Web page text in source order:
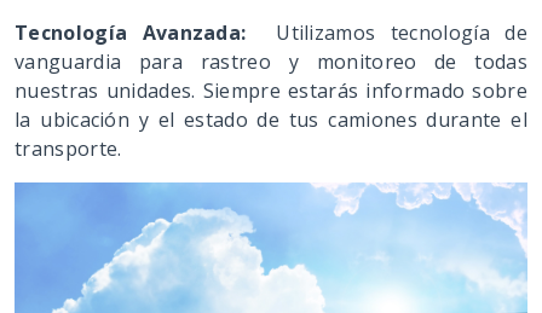
Tecnología Avanzada: Utilizamos tecnología de
vanguardia para rastreo y monitoreo de todas
nuestras unidades. Siempre estarás informado sobre
la ubicación y el estado de tus camiones durante el
transporte.